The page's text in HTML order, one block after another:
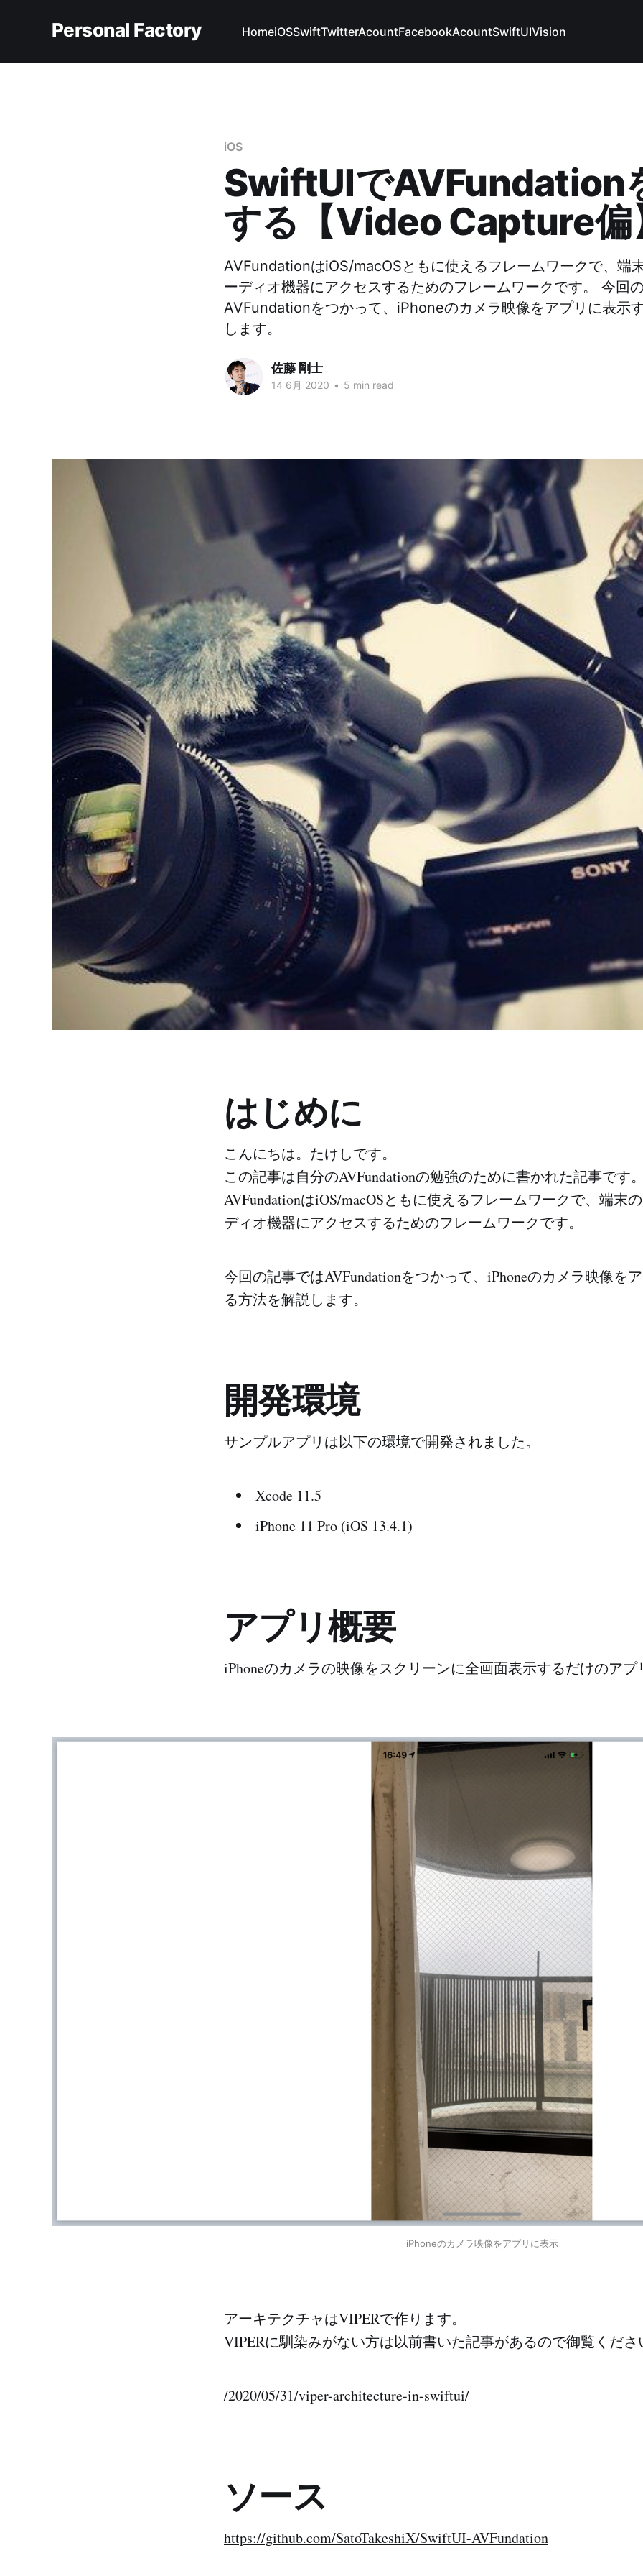
Personal Factory HomeiOSSwiftTwitterAcountFacebookAcountSwiftUIVision
iOS
SwiftUIでAVFundation
する【Video Capture偏
AVFundationはiOS/macOSともに使えるフレームワークで、端
ーディオ機器にアクセスするためのフレームワークです。 今回
AVFundationをつかって、iPhoneのカメラ映像をアプリに表示
します。
佐藤 剛士
14 6月 2020 • 5 min read
はじめに
こんにちは。たけしです。
この記事は自分のAVFundationの勉強のために書かれた記事です
AVFundationはiOS/macOSともに使えるフレームワークで、端末
ディオ機器にアクセスするためのフレームワークです。
今回の記事ではAVFundationをつかって、iPhoneのカメラ映像を
る方法を解説します。
開発環境
サンプルアプリは以下の環境で開発されました。
Xcode 11.5
iPhone 11 Pro (iOS 13.4.1)
アプリ概要
iPhoneのカメラの映像をスクリーンに全画面表示するだけのアプ
iPhoneのカメラ映像をアプリに表示
アーキテクチャはVIPERで作ります。
VIPERに馴染みがない方は以前書いた記事があるので御覧くださ
/2020/05/31/viper-architecture-in-swiftui/
ソース
https://github.com/SatoTakeshiX/SwiftUI-AVFundation